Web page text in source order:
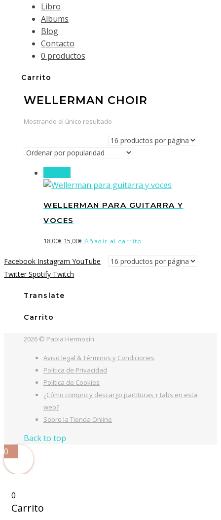
Libro
Albums
Blog
Contacto
0 productos
Carrito
WELLERMAN CHOIR
Mostrando el único resultado
WELLERMAN PARA GUITARRA Y
VOCES
18,00€ El
original
era:
15,00€El
actual
Añadir al carrito
Facebook Instagram YouTube
Twitter Spotify Twitch
Translate
Carrito
2026 © Paola Hermosín
Aviso legal & Términos y Condiciones
Política de Privacidad
Política de Cookies
¿Cómo compro y descargo partituras + tabs en esta
web?
Sobre la Tienda Online
Back to top
0
0
Carrito